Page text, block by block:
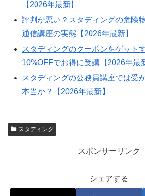
【2026年最新】
評判が悪い？スタディングの危険
通信講座の実態【2026年最新】
スタディングのクーポンをゲット
10%OFFでお得に受講【2026年最
スタディングの公務員講座では受
本当か？【2026年最新】
スタディング
スポンサーリンク
シェアする